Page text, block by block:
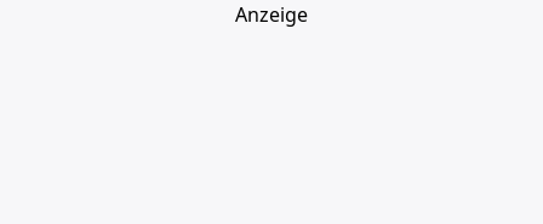
Anzeige